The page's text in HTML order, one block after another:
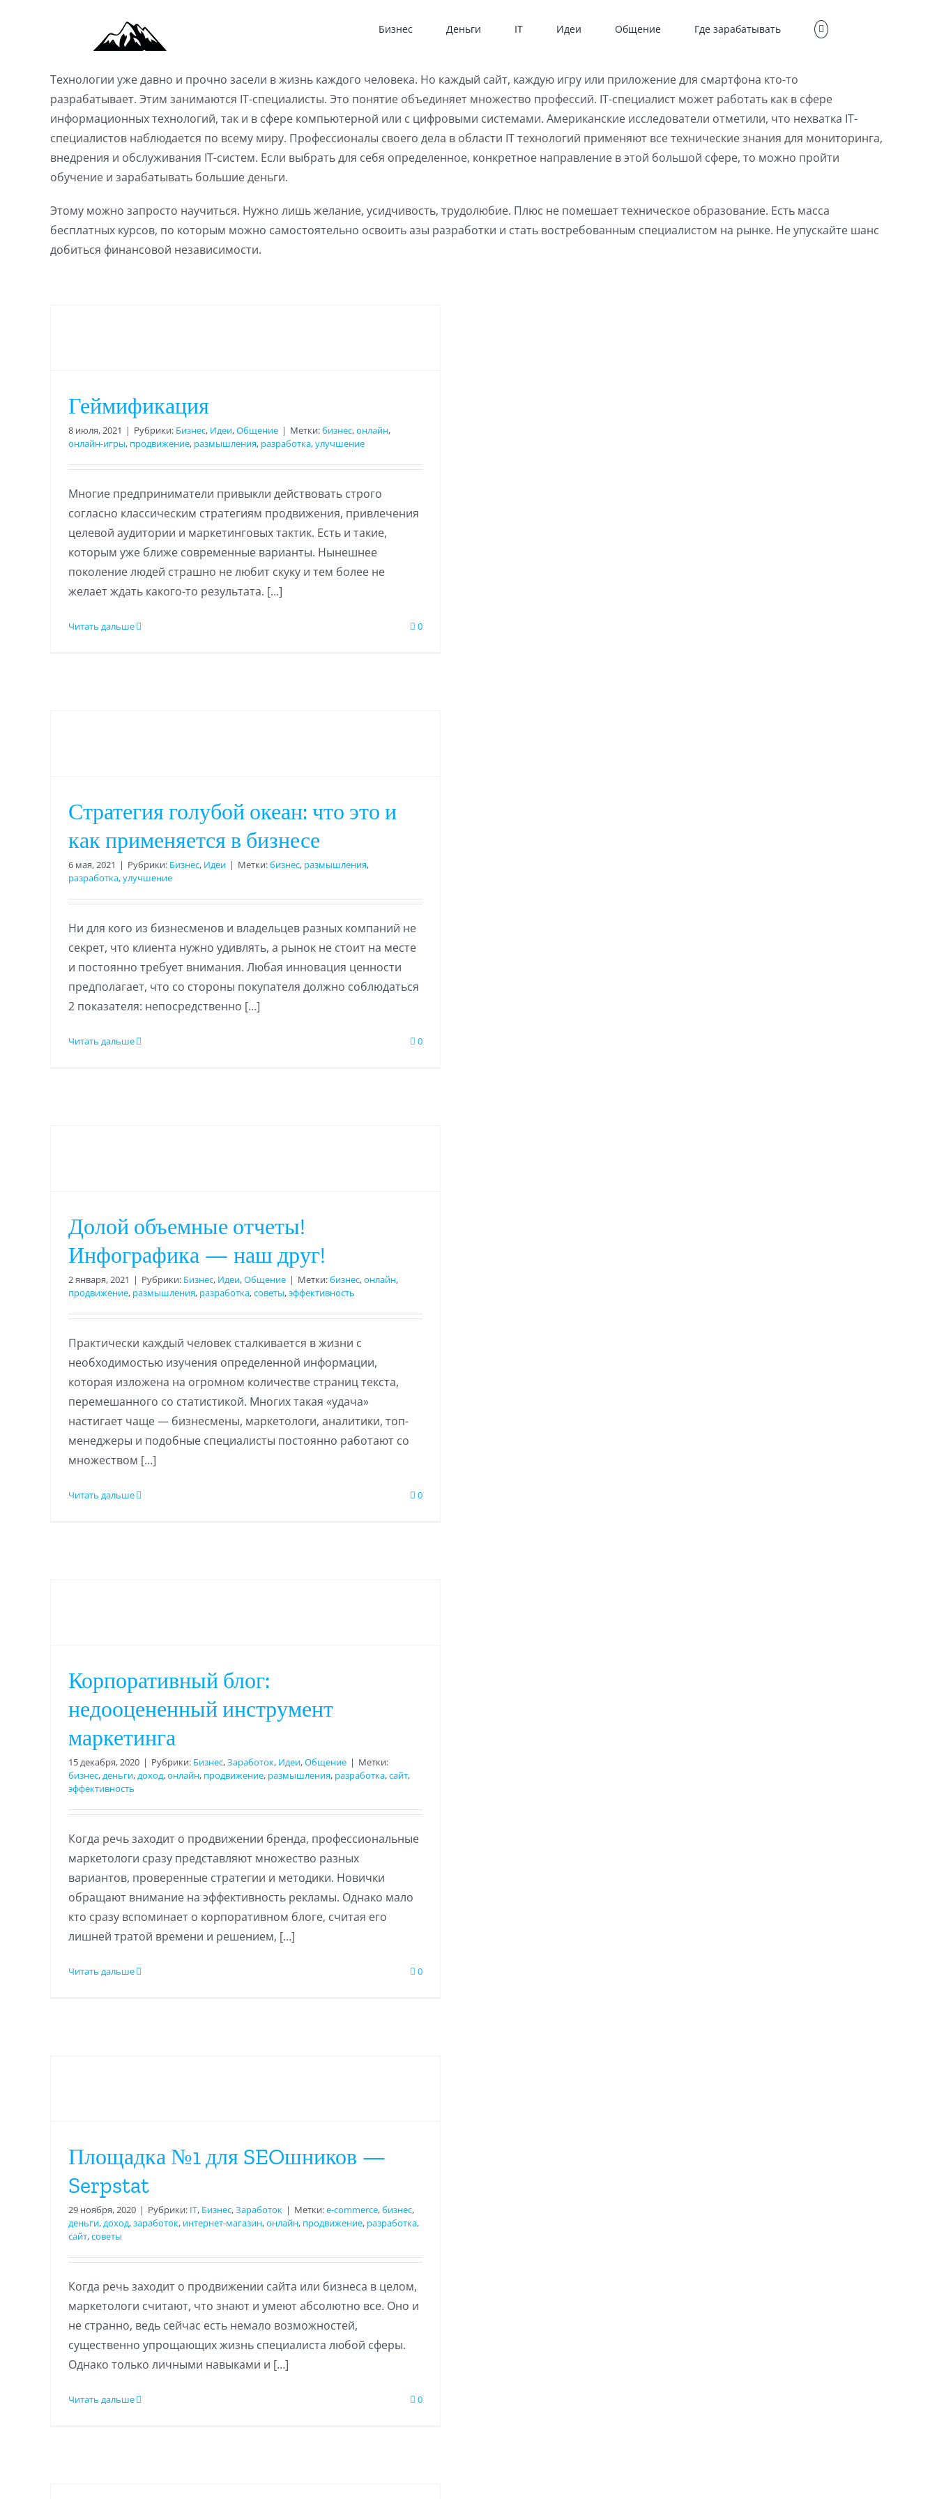
Бизнес Деньги IT Идеи Общение Где зарабатывать
Технологии уже давно и прочно засели в жизнь каждого человека. Но каждый сайт, каждую игру или приложение для смартфона кто-то
разрабатывает. Этим занимаются IT-специалисты. Это понятие объединяет множество профессий. IT-специалист может работать как в сфере
информационных технологий, так и в сфере компьютерной или с цифровыми системами. Американские исследователи отметили, что нехватка IT-
специалистов наблюдается по всему миру. Профессионалы своего дела в области IT технологий применяют все технические знания для мониторинга,
внедрения и обслуживания IT-систем. Если выбрать для себя определенное, конкретное направление в этой большой сфере, то можно пройти
обучение и зарабатывать большие деньги.
Этому можно запросто научиться. Нужно лишь желание, усидчивость, трудолюбие. Плюс не помешает техническое образование. Есть масса
бесплатных курсов, по которым можно самостоятельно освоить азы разработки и стать востребованным специалистом на рынке. Не упускайте шанс
добиться финансовой независимости.
Геймификация
8 июля, 2021 | Рубрики: Бизнес, Идеи,Общение | Метки:бизнес,онлайн,
онлайн-игры, продвижение, размышления, разработка,улучшение
Многие предприниматели привыкли действовать строго
согласно классическим стратегиям продвижения, привлечения
целевой аудитории и маркетинговых тактик. Есть и такие,
которым уже ближе современные варианты. Нынешнее
поколение людей страшно не любит скуку и тем более не
желает ждать какого-то результата. […]
Читать дальше 0
Стратегия голубой океан: что это и
как применяется в бизнесе
6 мая, 2021 | Рубрики: Бизнес, Идеи | Метки:бизнес, размышления,
разработка,улучшение
Ни для кого из бизнесменов и владельцев разных компаний не
секрет, что клиента нужно удивлять, а рынок не стоит на месте
и постоянно требует внимания. Любая инновация ценности
предполагает, что со стороны покупателя должно соблюдаться
2 показателя: непосредственно […]
Читать дальше 0
Долой объемные отчеты!
Инфографика — наш друг!
2 января, 2021 | Рубрики: Бизнес, Идеи,Общение | Метки:бизнес,онлайн,
продвижение, размышления, разработка,советы,эффективность
Практически каждый человек сталкивается в жизни с
необходимостью изучения определенной информации,
которая изложена на огромном количестве страниц текста,
перемешанного со статистикой. Многих такая «удача»
настигает чаще — бизнесмены, маркетологи, аналитики, топ-
менеджеры и подобные специалисты постоянно работают со
множеством […]
Читать дальше 0
Корпоративный блог:
недооцененный инструмент
маркетинга
15 декабря, 2020 | Рубрики: Бизнес,Заработок, Идеи,Общение | Метки:
бизнес,деньги,доход,онлайн, продвижение, размышления, разработка,сайт,
эффективность
Когда речь заходит о продвижении бренда, профессиональные
маркетологи сразу представляют множество разных
вариантов, проверенные стратегии и методики. Новички
обращают внимание на эффективность рекламы. Однако мало
кто сразу вспоминает о корпоративном блоге, считая его
лишней тратой времени и решением, […]
Читать дальше 0
Площадка №1 для SEOшников —
Serpstat
29 ноября, 2020 | Рубрики: IT, Бизнес,Заработок | Метки:e-commerce,бизнес,
деньги, доход,заработок, интернет-магазин,онлайн, продвижение, разработка,
сайт,советы
Когда речь заходит о продвижении сайта или бизнеса в целом,
маркетологи считают, что знают и умеют абсолютно все. Оно и
не странно, ведь сейчас есть немало возможностей,
существенно упрощающих жизнь специалиста любой сферы.
Однако только личными навыками и […]
Читать дальше 0